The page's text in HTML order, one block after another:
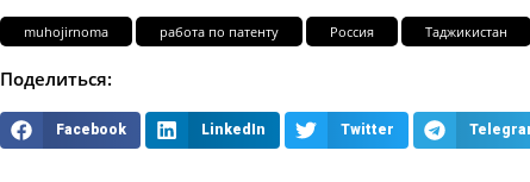
muhojirnoma работа по патенту Россия Таджикистан
Поделиться:
Facebook LinkedIn Twitter